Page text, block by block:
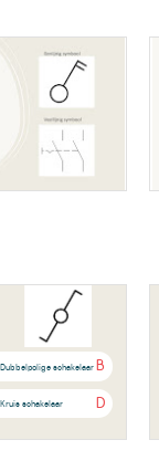
B
Dubbelpolige schakelaar
D
Kruis schakelaar